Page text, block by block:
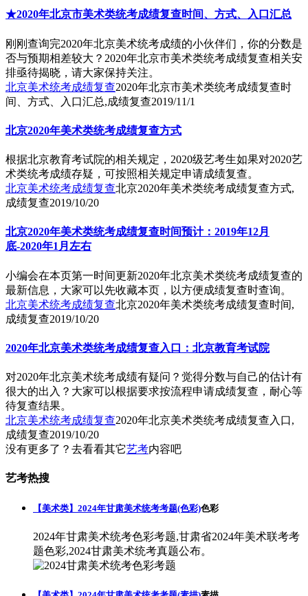
★2020年北京市美术类统考成绩复查时间、方式、入口汇总
刚刚查询完2020年北京美术统考成绩的小伙伴们，你的分数是
否与预期相差较大？2020年北京市美术类统考成绩复查相关安
排亟待揭晓，请大家保持关注。
北京美术统考成绩复查2020年北京市美术类统考成绩复查时
间、方式、入口汇总,成绩复查2019/11/1
北京2020年美术类统考成绩复查方式
根据北京教育考试院的相关规定，2020级艺考生如果对2020艺
术类统考成绩存疑，可按照相关规定申请成绩复查。
北京美术统考成绩复查北京2020年美术类统考成绩复查方式,
成绩复查2019/10/20
北京2020年美术类统考成绩复查时间预计：2019年12月
底-2020年1月左右
小编会在本页第一时间更新2020年北京美术类统考成绩复查的
最新信息，大家可以先收藏本页，以方便成绩复查时查询。
北京美术统考成绩复查北京2020年美术类统考成绩复查时间,
成绩复查2019/10/20
2020年北京美术类统考成绩复查入口：北京教育考试院
对2020年北京美术统考成绩有疑问？觉得分数与自己的估计有
很大的出入？大家可以根据要求按流程申请成绩复查，耐心等
待复查结果。
北京美术统考成绩复查2020年北京美术类统考成绩复查入口,
成绩复查2019/10/20
没有更多了？去看看其它艺考内容吧
艺考热搜
【美术类】2024年甘肃美术统考考题(色彩)色彩
2024年甘肃美术统考色彩考题,甘肃省2024年美术联考考
题色彩,2024甘肃美术统考真题公布。